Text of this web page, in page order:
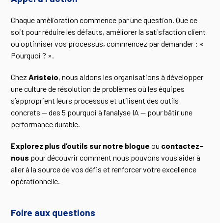
Chaque amélioration commence par une question. Que ce
soit pour réduire les défauts, améliorer la satisfaction client
ou optimiser vos processus, commencez par demander : «
Pourquoi ? ».
ChezAristeio, nous aidons les organisations à développer
une culture de résolution de problèmes où les équipes
s’approprient leurs processus et utilisent des outils
concrets — des 5 pourquoi à l’analyse IA — pour bâtir une
performance durable.
Explorez plus d’outils sur notre blogue ou contactez-
nous pour découvrir comment nous pouvons vous aider à
aller à la source de vos défis et renforcer votre excellence
opérationnelle.
Foire aux questions